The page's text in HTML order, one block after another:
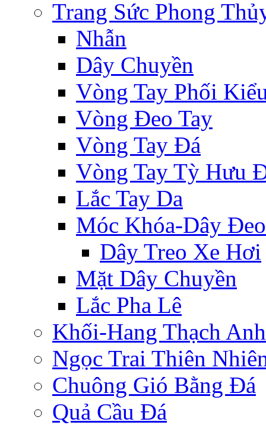
Trang Sức Phong
Nhẫn
Dây Chuyền
Vòng Tay Phối
Vòng Đeo Tay
Vòng Tay Đá
Vòng Tay Tỳ Hưu
Lắc Tay Da
Móc Khóa-Dây Đeo
Dây Treo Xe Hơi
Mặt Dây Chuyền
Lắc Pha Lê
Khối-Hang Thạch Anh
Ngọc Trai Thiên
Chuông Gió Bằng Đá
Quả Cầu Đá